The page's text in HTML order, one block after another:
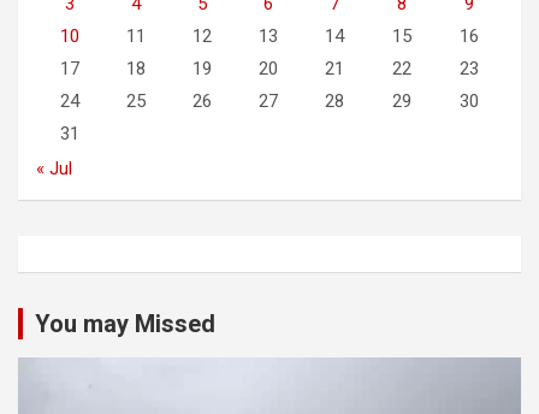
10
11 12 13 14 15
16
17
18 19 20 21 22
23
24
25 26 27 28 29
30
31
« Jul
You may Missed